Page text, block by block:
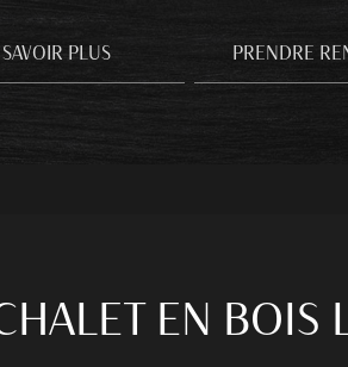
PLUS PRENDRE
EN BOIS